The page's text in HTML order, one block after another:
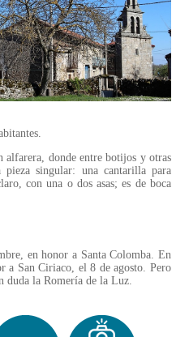
donde entre botijos y otras
pieza singular: una cantarilla para
con una o dos asas; es de boca
en honor a Santa Colomba. En
a San Ciriaco, el 8 de agosto. Pero
duda la Romería de la Luz.